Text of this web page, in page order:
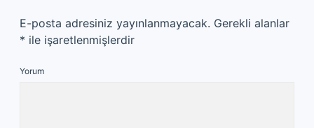
E-posta adresiniz yayınlanmayacak. Gerekli alanlar
* ile işaretlenmişlerdir
Yorum